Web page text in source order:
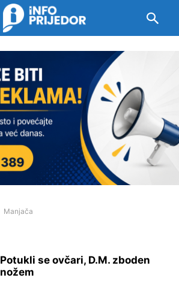
Manjača
Potukli se ovčari, D.M. zboden
nožem